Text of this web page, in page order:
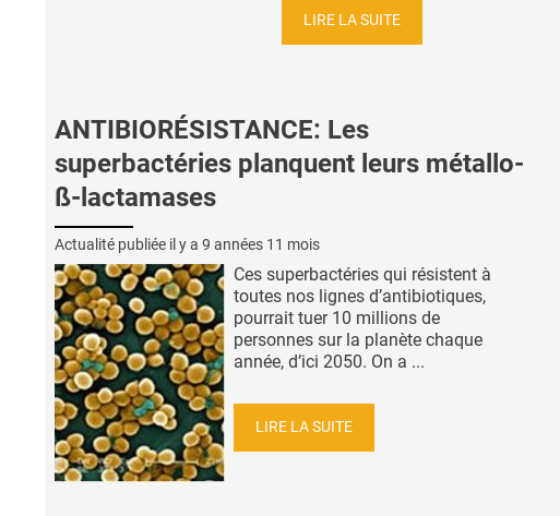
LIRE LA SUITE
ANTIBIORÉSISTANCE: Les
superbactéries planquent leurs métallo-
ß-lactamases
Actualité publiée il y a 9 années 11 mois
Ces superbactéries qui résistent à
toutes nos lignes d’antibiotiques,
pourrait tuer 10 millions de
personnes sur la planète chaque
année, d’ici 2050. On a ...
LIRE LA SUITE